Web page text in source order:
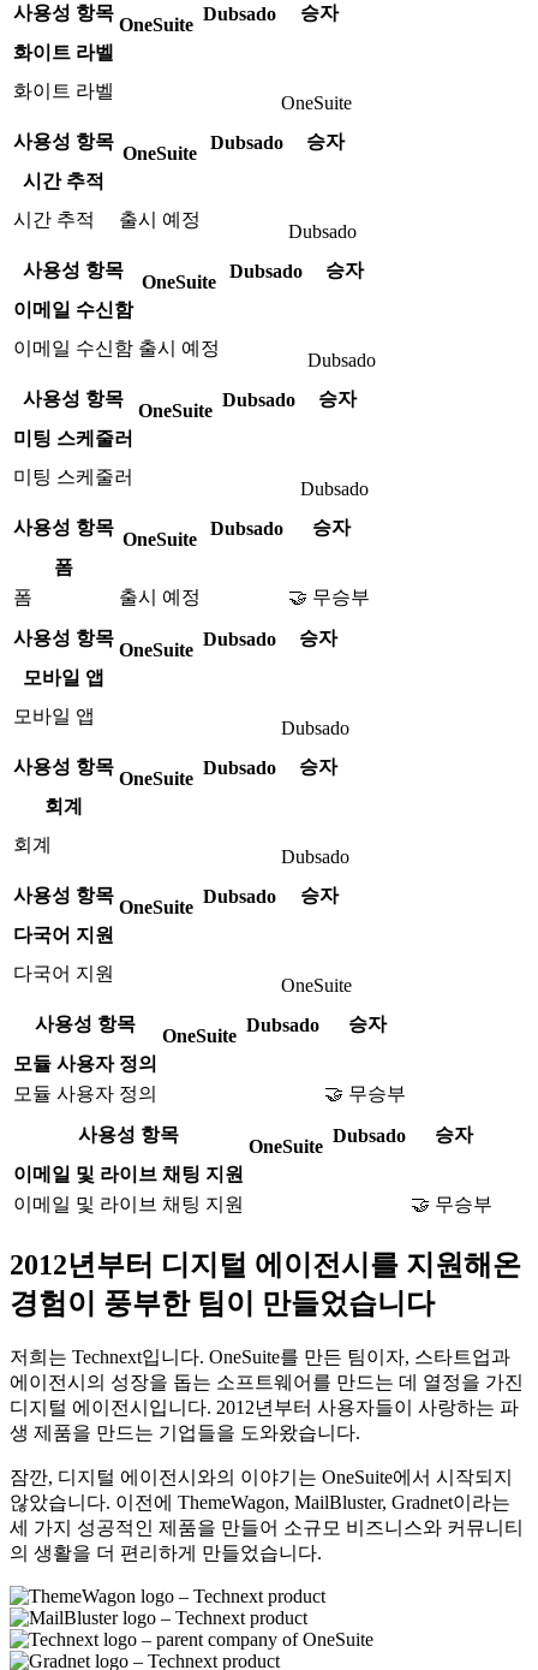
사용성 항목
OneSuite
Dubsado
승자
화이트 라벨
화이트 라벨
OneSuite
사용성 항목
OneSuite
Dubsado
승자
시간 추적
시간 추적
출시 예정
Dubsado
사용성 항목
OneSuite
Dubsado
승자
이메일 수신함
이메일 수신함 출시 예정
Dubsado
사용성 항목
OneSuite
Dubsado
승자
미팅 스케줄러
미팅 스케줄러
Dubsado
사용성 항목
OneSuite
Dubsado
승자
폼
폼
출시 예정
🤝 무승부
사용성 항목
OneSuite
Dubsado
승자
모바일 앱
모바일 앱
Dubsado
사용성 항목
OneSuite
Dubsado
승자
회계
회계
Dubsado
사용성 항목
OneSuite
Dubsado
승자
다국어 지원
다국어 지원
OneSuite
사용성 항목
OneSuite
Dubsado
승자
모듈 사용자 정의
모듈 사용자 정의
🤝 무승부
사용성 항목
OneSuite
Dubsado
승자
이메일 및 라이브 채팅 지원
이메일 및 라이브 채팅 지원
🤝 무승부
2012년부터 디지털 에이전시를 지원해온
경험이 풍부한 팀이 만들었습니다
저희는 Technext입니다. OneSuite를 만든 팀이자, 스타트업과
에이전시의 성장을 돕는 소프트웨어를 만드는 데 열정을 가진
디지털 에이전시입니다. 2012년부터 사용자들이 사랑하는 파
생 제품을 만드는 기업들을 도와왔습니다.
잠깐, 디지털 에이전시와의 이야기는 OneSuite에서 시작되지
않았습니다. 이전에 ThemeWagon, MailBluster, Gradnet이라는
세 가지 성공적인 제품을 만들어 소규모 비즈니스와 커뮤니티
의 생활을 더 편리하게 만들었습니다.